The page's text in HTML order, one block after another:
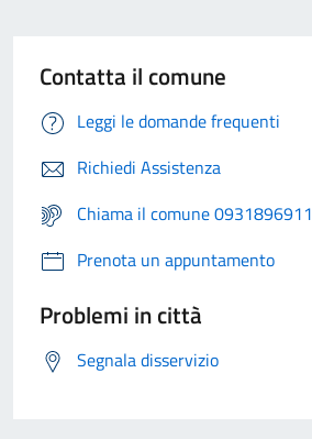
Contatta il comune
Leggi le domande frequenti
Richiedi Assistenza
Chiama il comune 0931896911
Prenota un appuntamento
Problemi in città
Segnala disservizio